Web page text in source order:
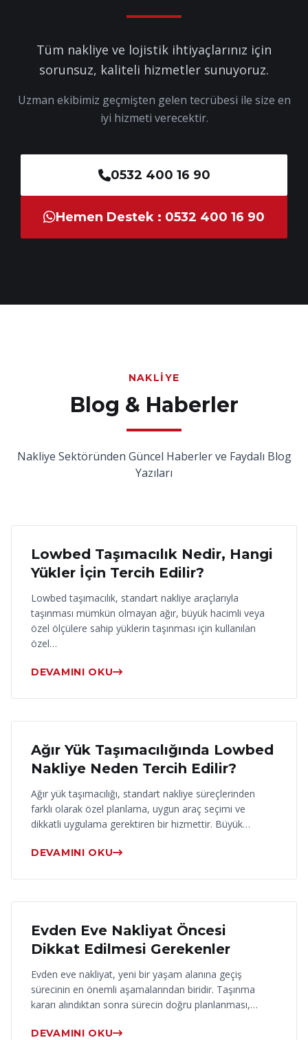
Tüm nakliye ve lojistik ihtiyaçlarınız için
sorunsuz, kaliteli hizmetler sunuyoruz.
Uzman ekibimiz geçmişten gelen tecrübesi ile size en
iyi hizmeti verecektir.
0532 400 16 90
Hemen Destek : 0532 400 16 90
NAKLIYE
Blog & Haberler
Nakliye Sektöründen Güncel Haberler ve Faydalı Blog
Yazıları
18 Haziran 2026
Lowbed Taşımacılık Nedir, Hangi
Yükler İçin Tercih Edilir?
Lowbed taşımacılık, standart nakliye araçlarıyla
taşınması mümkün olmayan ağır, büyük hacimli veya
özel ölçülere sahip yüklerin taşınması için kullanılan
özel…
DEVAMINI OKU
17 Haziran 2026
Ağır Yük Taşımacılığında Lowbed
Nakliye Neden Tercih Edilir?
Ağır yük taşımacılığı, standart nakliye süreçlerinden
farklı olarak özel planlama, uygun araç seçimi ve
dikkatli uygulama gerektiren bir hizmettir. Büyük…
DEVAMINI OKU
16 Haziran 2026
Evden Eve Nakliyat Öncesi
Dikkat Edilmesi Gerekenler
Evden eve nakliyat, yeni bir yaşam alanına geçiş
sürecinin en önemli aşamalarından biridir. Taşınma
kararı alındıktan sonra sürecin doğru planlanması,…
DEVAMINI OKU